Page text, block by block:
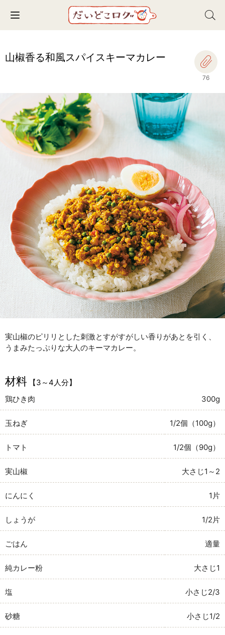
Toggle navigation
山椒香る和風スパイスキーマカレー
76
実山椒のピリリとした刺激とすがすがしい香りがあとを引く、
うまみたっぷりな大人のキーマカレー。
材料
【3～4人分】
鶏ひき肉
300g
玉ねぎ 1/2個（100g）
トマト 1/2個（90g）
実山椒 大さじ1～2
にんにく 1片
しょうが 1/2片
ごはん 適量
純カレー粉 大さじ1
塩 小さじ2/3
砂糖 小さじ1/2